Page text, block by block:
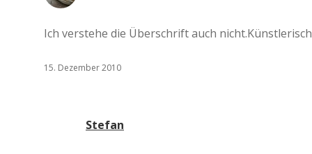
Ich verstehe die Überschrift auch
15. Dezember 2010
Stefan